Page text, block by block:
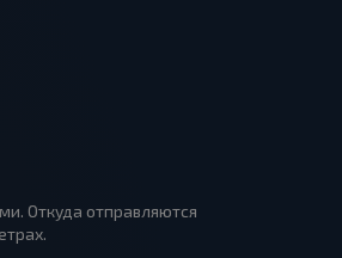
Откуда отправляются